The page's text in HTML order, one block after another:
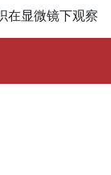
在显微镜下观察